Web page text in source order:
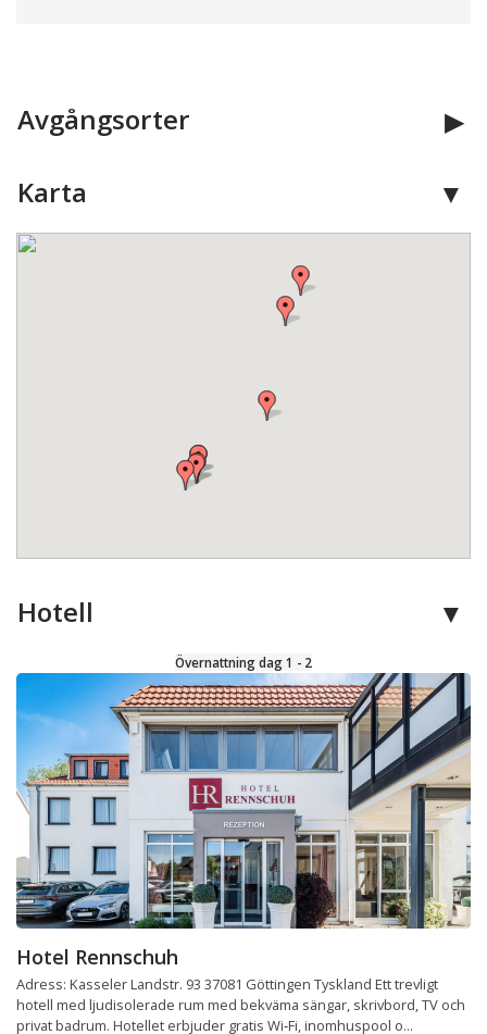
Avgångsorter
Karta
Hotell
Övernattning dag 1 - 2
Hotel Rennschuh
Adress: Kasseler Landstr. 93 37081 Göttingen Tyskland Ett trevligt
hotell med ljudisolerade rum med bekväma sängar, skrivbord, TV och
privat badrum. Hotellet erbjuder gratis Wi‑Fi, inomhuspool o...